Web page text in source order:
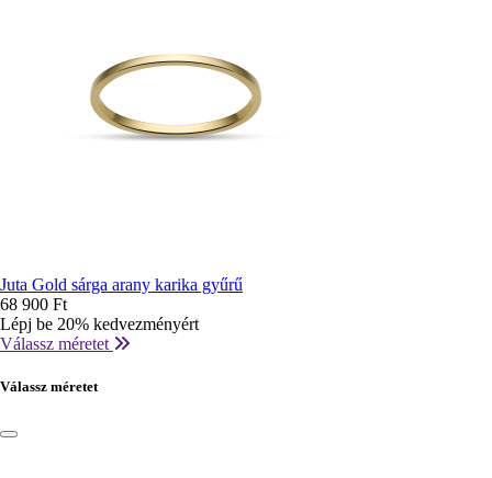
Juta Gold sárga arany karika gyűrű
68 900 Ft
Lépj be 20% kedvezményért
Válassz méretet
Válassz méretet